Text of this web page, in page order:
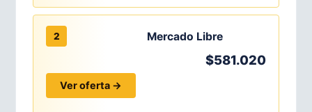
2 Mercado Libre
$581.020
Ver oferta →